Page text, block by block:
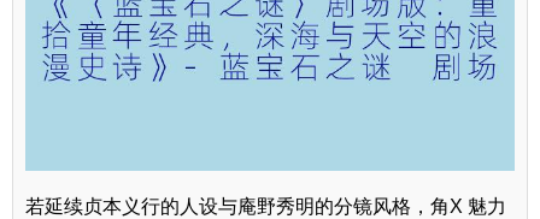
若延续贞本义行的人设与庵野秀明的分镜风格，角X 魅力